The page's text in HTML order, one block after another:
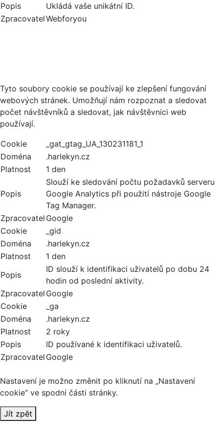
Popis
Ukládá vaše unikátní ID.
ZpracovatelWebforyou
Tyto soubory cookie se používají ke zlepšení fungování
webových stránek. Umožňují nám rozpoznat a sledovat
počet návštěvníků a sledovat, jak návštěvníci web
používají.
Cookie
_gat_gtag_UA_130231181_1
Doména
.harlekyn.cz
Platnost
1 den
Popis
Slouží ke sledování počtu požadavků serveru
Google Analytics při použití nástroje Google
Tag Manager.
Zpracovatel Google
Cookie
_gid
Doména
.harlekyn.cz
Platnost
1 den
Popis
ID slouží k identifikaci uživatelů po dobu 24
hodin od poslední aktivity.
Zpracovatel Google
Cookie
_ga
Doména
.harlekyn.cz
Platnost
2 roky
Popis
ID používané k identifikaci uživatelů.
Zpracovatel Google
Nastavení je možno změnit po kliknutí na „Nastavení
cookie“ ve spodní části stránky.
Jít zpět